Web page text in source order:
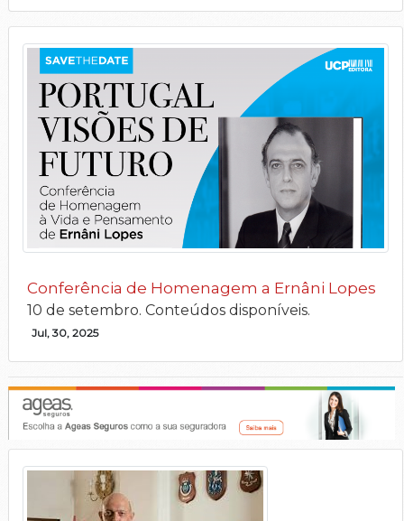
Conferência de Homenagem a Ernâni Lopes
10 de setembro. Conteúdos disponíveis.
Jul, 30, 2025